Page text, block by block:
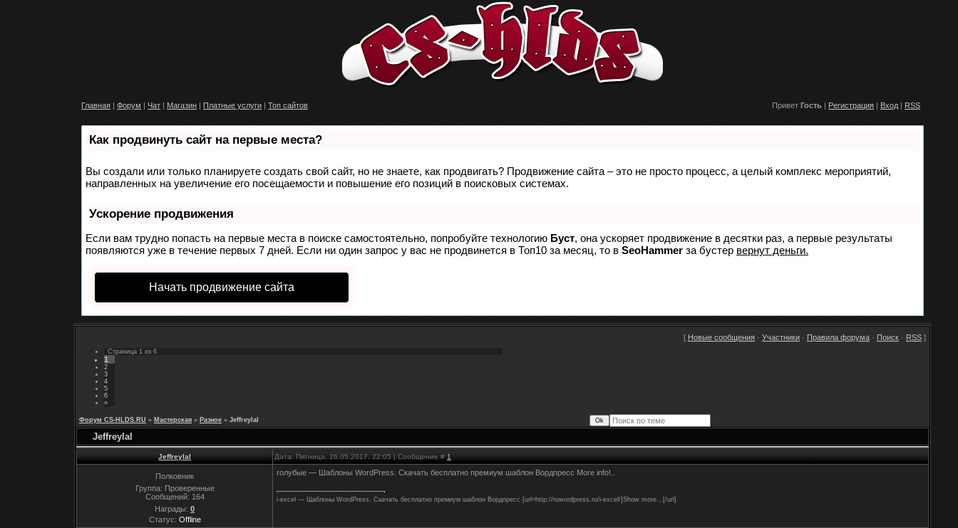
Главная | Форум | Чат | Магазин | Платные услуги | Топ сайтов Привет Гость | Регистрация | Вход | RSS
Как продвинуть сайт на первые места?
Вы создали или только планируете создать свой сайт, но не знаете, как продвигать? Продвижение сайта – это не просто процесс, а целый комплекс мероприятий,
направленных на увеличение его посещаемости и повышение его позиций в поисковых системах.
Ускорение продвижения
Если вам трудно попасть на первые места в поиске самостоятельно, попробуйте технологию Буст, она ускоряет продвижение в десятки раз, а первые результаты
появляются уже в течение первых 7 дней. Если ни один запрос у вас не продвинется в Топ10 за месяц, то в SeoHammer за бустер вернут деньги.
Начать продвижение сайта
[ Новые сообщения · Участники · Правила форума · Поиск · RSS ]
Страница 1 из 6
1
2
3
4
5
6
»
Форум CS-HLDS.RU » Мастерская » Разное » Jeffreylal
Jeffreylal
Jeffreylal Дата: Пятница, 26.05.2017, 22:05 | Сообщение # 1
Полковник
Группа: Проверенные
Сообщений: 164
Награды: 0
Статус: Offline
голубые — Шаблоны WordPress. Скачать бесплатно премиум шаблон Вордпресс More info!..
i-excel — Шаблоны WordPress. Скачать бесплатно премиум шаблон Вордпресс [url=http://ruwordpress.ru/i-excel/]Show more...[/url]